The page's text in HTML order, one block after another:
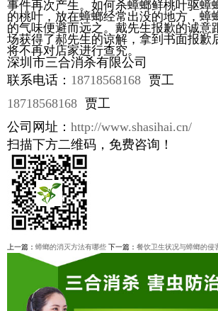
事件再次产生。如何杀蟑螂鲜桃叶驱蟑
的桃叶，放在蟑螂经常出没的地方，蟑
的气味便避而远之。戴先生报歉的诚意
场获得了郝先生的谅解，拿到书面报歉
将不再对店家进行查究。
深圳市三合消杀有限公司
联系电话： 18718568168 贾工
18718568168 贾工
公司网址： http://www.shasihai.cn/
扫描下方二维码，免费咨询！
上一篇： 蟑螂的消灭方法有哪些 下一篇： 餐饮卫生状况与蟑螂的侵